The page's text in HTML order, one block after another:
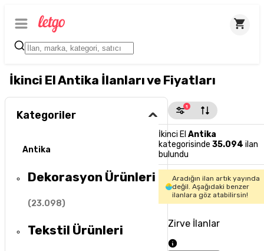
İkinci El Antika İlanları ve Fiyatları
Kategoriler
Antika
Dekorasyon Ürünleri
(23.098)
Tekstil Ürünleri
1
İkinci El Antika
kategorisinde 35.094 ilan
bulundu
Aradığın ilan artık yayında
değil. Aşağıdaki benzer
ilanlara göz atabilirsin!
Zirve İlanlar